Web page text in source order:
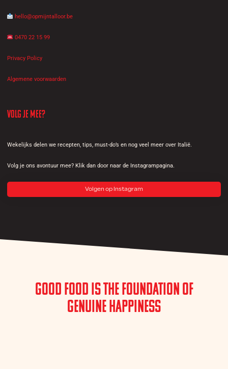
hello@opmijntalloor.be
0470 22 15 99
Privacy Policy
Algemene voorwaarden
Volg je mee?
Wekelijks delen we recepten, tips, must-do’s en nog veel meer over Italië.
Volg je ons avontuur mee? Klik dan door naar de Instagrampagina.
Volgen op Instagram
Good Food is the Foundation of
Genuine Happiness